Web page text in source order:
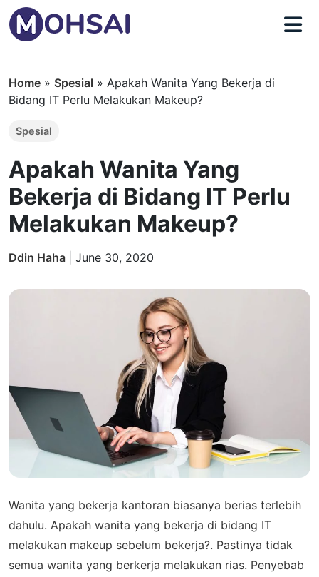
Home » Spesial » Apakah Wanita Yang Bekerja di
Bidang IT Perlu Melakukan Makeup?
Spesial
Apakah Wanita Yang
Bekerja di Bidang IT Perlu
Melakukan Makeup?
Ddin Haha June 30, 2020
Wanita yang bekerja kantoran biasanya berias terlebih
dahulu. Apakah wanita yang bekerja di bidang IT
melakukan makeup sebelum bekerja?. Pastinya tidak
semua wanita yang berkerja melakukan rias. Penyebab